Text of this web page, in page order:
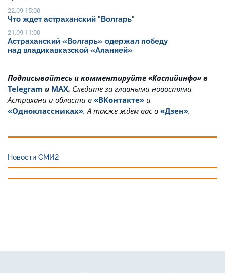
22.09 15:00
Что ждет астраханский "Волгарь"
21.09 11:00
Астраханский «Волгарь» одержал победу
над владикавказской «Аланией»
Подписывайтесь и комментируйте «Каспийинфо» в
Telegram и MAX. Cледите за главными новостями
Астрахани и области в «ВКонтакте» и
«Одноклассниках». А также ждём вас в «Дзен».
Новости СМИ2